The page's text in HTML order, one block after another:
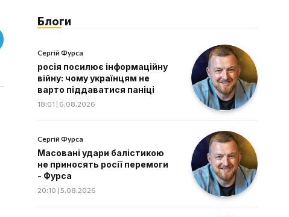
Блоги
Сергій Фурса
росія посилює інформаційну
війну: чому українцям не
варто піддаватися паніці
18:01 | 6.08.2026
Сергій Фурса
Масовані удари балістикою
не приносять росії перемоги
- Фурса
20:10 | 5.08.2026